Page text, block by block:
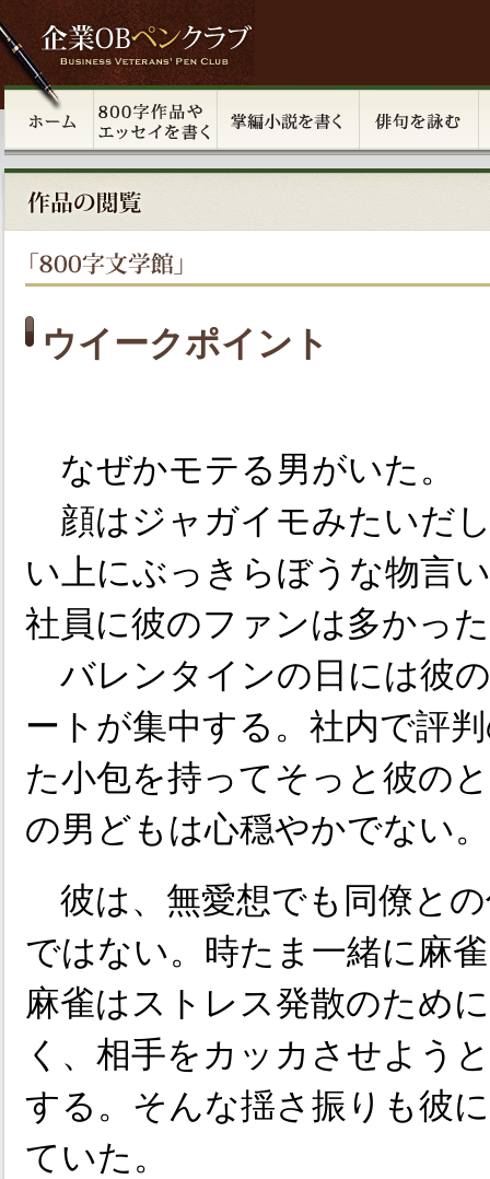
ウイークポイント
なぜかモテる男がいた。
顔はジャガイモみたいだ
い上にぶっきらぼうな物言
社員に彼のファンは多かっ
バレンタインの日には彼
ートが集中する。社内で評
た小包を持ってそっと彼の
の男どもは心穏やかでない。
彼は、無愛想でも同僚と
ではない。時たま一緒に麻
麻雀はストレス発散のため
く、相手をカッカさせよう
する。そんな揺さ振りも彼
ていた。